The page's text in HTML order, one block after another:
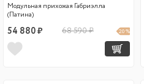
Модульная прихожая Габриэлла
(Патина)
54 880 ₽ 68 590 ₽ 20 %